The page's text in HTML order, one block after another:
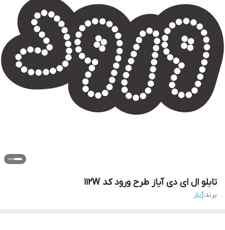
تابلو ال ای دی آیاز طرح ورود کد 112W
برند:آیاز